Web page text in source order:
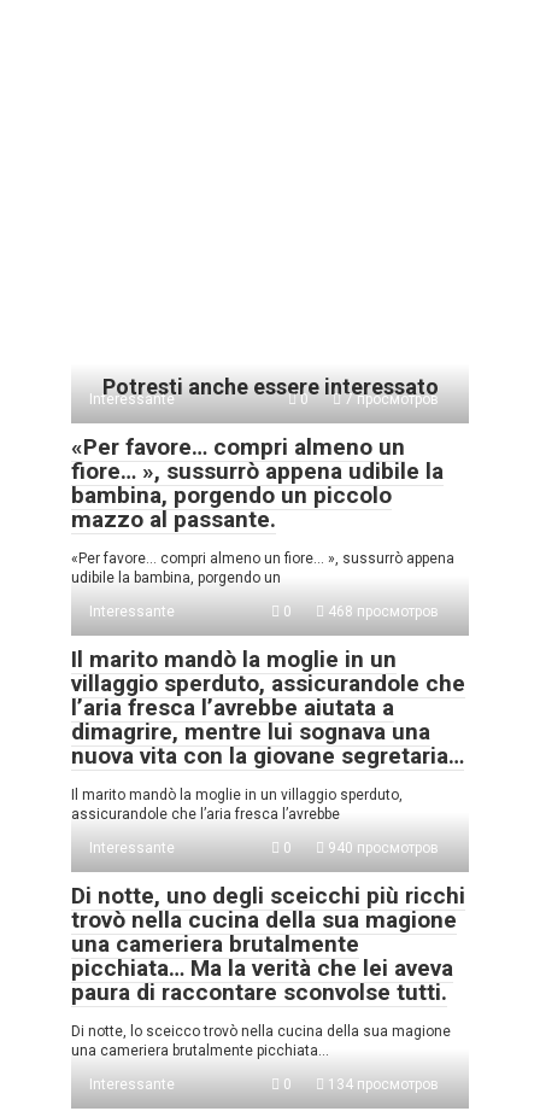
Potresti anche essere interessato
Interessante 0 7 просмотров
«Per favore… compri almeno un
fiore… », sussurrò appena udibile la
bambina, porgendo un piccolo
mazzo al passante.
«Per favore… compri almeno un fiore… », sussurrò appena
udibile la bambina, porgendo un
Interessante
0 468 просмотров
Il marito mandò la moglie in un
villaggio sperduto, assicurandole che
l’aria fresca l’avrebbe aiutata a
dimagrire, mentre lui sognava una
nuova vita con la giovane segretaria…
Il marito mandò la moglie in un villaggio sperduto,
assicurandole che l’aria fresca l’avrebbe
Interessante
0 940 просмотров
Di notte, uno degli sceicchi più ricchi
trovò nella cucina della sua magione
una cameriera brutalmente
picchiata… Ma la verità che lei aveva
paura di raccontare sconvolse tutti.
Di notte, lo sceicco trovò nella cucina della sua magione
una cameriera brutalmente picchiata…
Interessante
0 134 просмотров